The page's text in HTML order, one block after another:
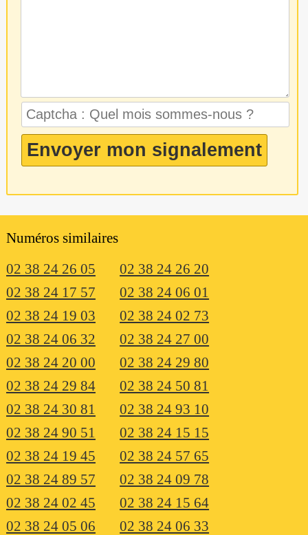
Numéros similaires
02 38 24 26 05
02 38 24 26 20
02 38 24 17 57
02 38 24 06 01
02 38 24 19 03
02 38 24 02 73
02 38 24 06 32
02 38 24 27 00
02 38 24 20 00
02 38 24 29 80
02 38 24 29 84
02 38 24 50 81
02 38 24 30 81
02 38 24 93 10
02 38 24 90 51
02 38 24 15 15
02 38 24 19 45
02 38 24 57 65
02 38 24 89 57
02 38 24 09 78
02 38 24 02 45
02 38 24 15 64
02 38 24 05 06
02 38 24 06 33